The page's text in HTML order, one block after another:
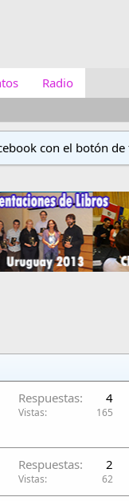
Radio
con el botón
Respuestas 4
Vistas 165
Respuestas 2
Vistas 62